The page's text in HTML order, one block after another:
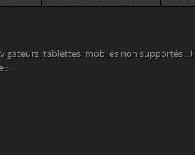
tablettes, mobiles non supportés…),
: